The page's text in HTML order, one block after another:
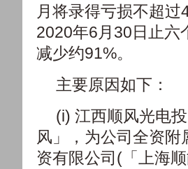
月将录得亏损不超
2020年6月30日止六
减少约91%。
主要原因如下：
(i) 江西顺风光电
风」，为公司全资
资有限公司(「上海